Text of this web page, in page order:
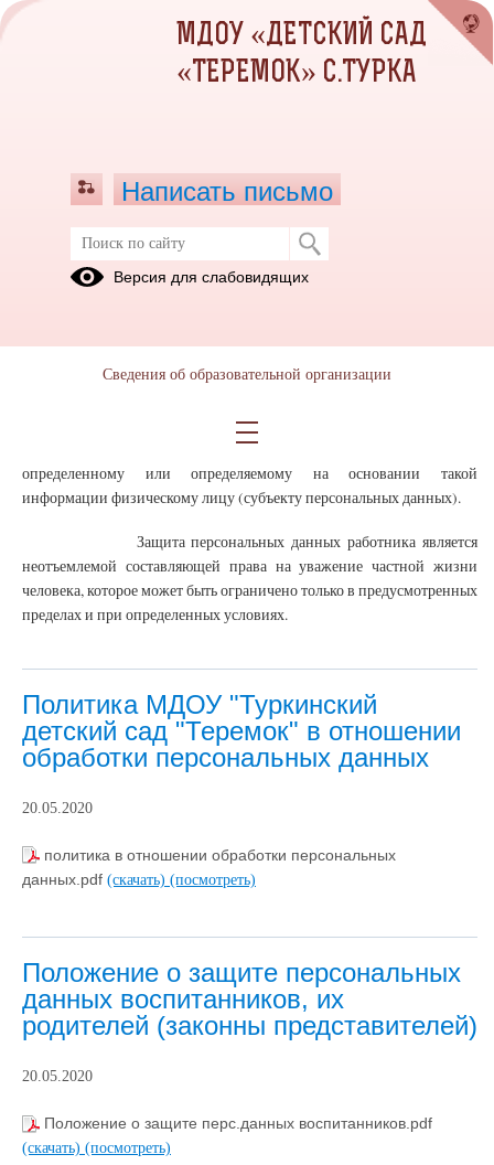
Персональные данные
технического, организационного и организационно-технического
характера, направленных на защиту сведений, относящихся к
определенному или определяемому на основании такой
информации физическому лицу (субъекту персональных данных).
Защита персональных данных работника является
неотъемлемой составляющей права на уважение частной жизни
человека, которое может быть ограничено только в предусмотренных
пределах и при определенных условиях.
Политика МДОУ "Туркинский
детский сад "Теремок" в отношении
обработки персональных данных
20.05.2020
политика в отношении обработки персональных
данных.pdf (скачать) (посмотреть)
Положение о защите персональных
данных воспитанников, их
родителей (законны представителей)
20.05.2020
Положение о защите перс.данных воспитанников.pdf
(скачать) (посмотреть)
МДОУ «ДЕТСКИЙ САД
«ТЕРЕМОК» С.ТУРКА
Написать письмо
Версия для слабовидящих
Сведения об образовательной организации